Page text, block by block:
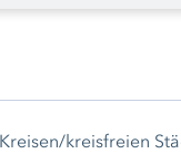
kreisfreien